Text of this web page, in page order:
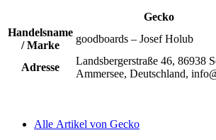
Gecko
Handelsname
/ Marke
goodboards – Josef Holub
Adresse
Landsbergerstraße 46, 86938
Ammersee, Deutschland,
Alle Artikel von Gecko